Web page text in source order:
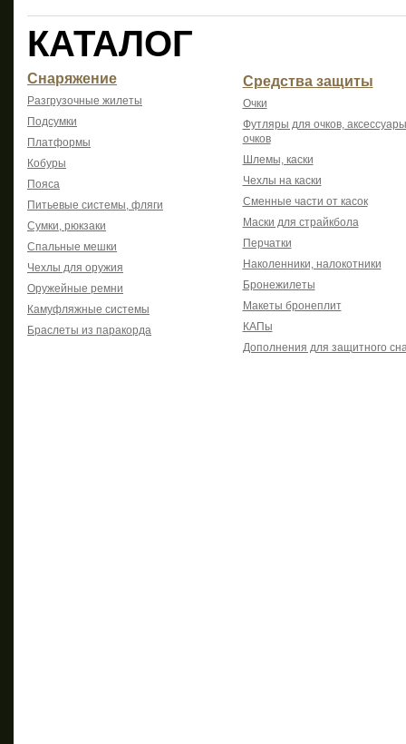
КАТАЛОГ
Снаряжение
Разгрузочные жилеты
Подсумки
Платформы
Кобуры
Пояса
Питьевые системы, фляги
Сумки, рюкзаки
Спальные мешки
Чехлы для оружия
Оружейные ремни
Камуфляжные системы
Браслеты из паракорда
Средства защиты
Очки
Футляры для очков,
очков
Шлемы, каски
Чехлы на каски
Сменные части от касок
Маски для страйкбола
Перчатки
Наколенники, налокотники
Бронежилеты
Макеты бронеплит
КАПы
Дополнения для защитного